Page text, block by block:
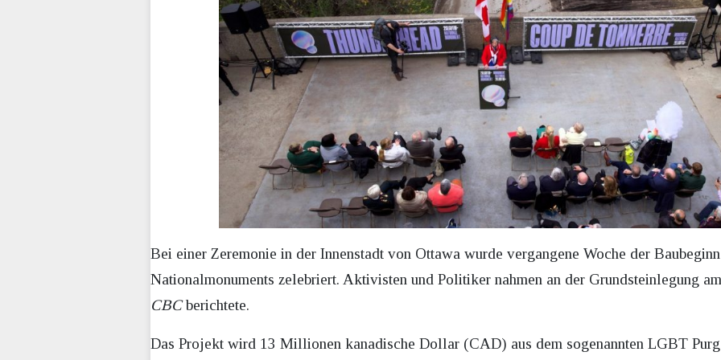
Bei einer Zeremonie in der Innenstadt von Ottawa wurde vergangene Woche der
Nationalmonuments zelebriert. Aktivisten und Politiker nahmen an der Grundsteinlegung
CBCberichtete.
Das Projekt wird 13 Millionen kanadische Dollar (CAD) aus dem sogenannten LGBT